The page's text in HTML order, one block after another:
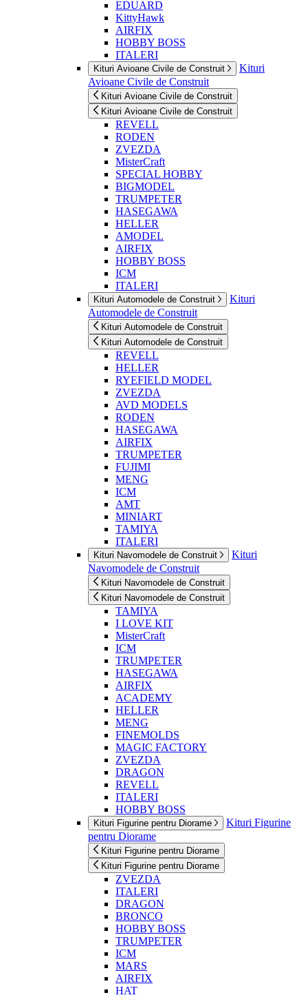
EDUARD
KittyHawk
AIRFIX
HOBBY BOSS
ITALERI
Kituri Avioane Civile de Construit
Kituri
Avioane Civile de Construit
Kituri Avioane Civile de Construit
Kituri Avioane Civile de Construit
REVELL
RODEN
ZVEZDA
MisterCraft
SPECIAL HOBBY
BIGMODEL
TRUMPETER
HASEGAWA
HELLER
AMODEL
AIRFIX
HOBBY BOSS
ICM
ITALERI
Kituri Automodele de Construit
Kituri
Automodele de Construit
Kituri Automodele de Construit
Kituri Automodele de Construit
REVELL
HELLER
RYEFIELD MODEL
ZVEZDA
AVD MODELS
RODEN
HASEGAWA
AIRFIX
TRUMPETER
FUJIMI
MENG
ICM
AMT
MINIART
TAMIYA
ITALERI
Kituri Navomodele de Construit
Kituri
Navomodele de Construit
Kituri Navomodele de Construit
Kituri Navomodele de Construit
TAMIYA
I LOVE KIT
MisterCraft
ICM
TRUMPETER
HASEGAWA
AIRFIX
ACADEMY
HELLER
MENG
FINEMOLDS
MAGIC FACTORY
ZVEZDA
DRAGON
REVELL
ITALERI
HOBBY BOSS
Kituri Figurine pentru Diorame
Kituri Figurine
pentru Diorame
Kituri Figurine pentru Diorame
Kituri Figurine pentru Diorame
ZVEZDA
ITALERI
DRAGON
BRONCO
HOBBY BOSS
TRUMPETER
ICM
MARS
AIRFIX
HAT